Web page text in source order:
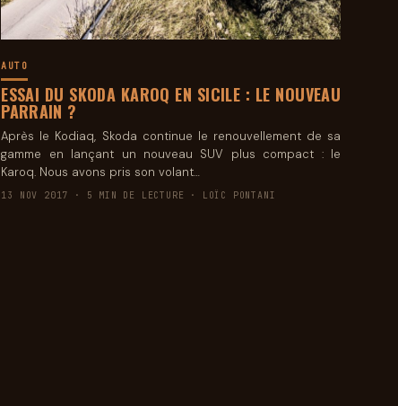
AUTO
ESSAI DU SKODA KAROQ EN SICILE : LE NOUVEAU
PARRAIN ?
Après le Kodiaq, Skoda continue le renouvellement de sa
gamme en lançant un nouveau SUV plus compact : le
Karoq. Nous avons pris son volant…
13 NOV 2017 · 5 MIN DE LECTURE · LOÏC PONTANI